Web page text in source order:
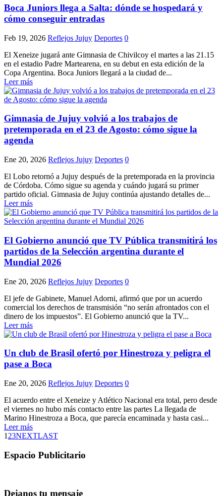
Boca Juniors llega a Salta: dónde se hospedará y
cómo conseguir entradas
Feb 19, 2026 Reflejos Jujuy Deportes 0
El Xeneize jugará ante Gimnasia de Chivilcoy el martes a las 21.15
en el estadio Padre Martearena, en su debut en esta edición de la
Copa Argentina. Boca Juniors llegará a la ciudad de...
Leer más
Gimnasia de Jujuy volvió a los trabajos de
pretemporada en el 23 de Agosto: cómo sigue la
agenda
Ene 20, 2026 Reflejos Jujuy Deportes 0
El Lobo retornó a Jujuy después de la pretemporada en la provincia
de Córdoba. Cómo sigue su agenda y cuándo jugará su primer
partido oficial. Gimnasia de Jujuy continúa ajustando detalles de...
Leer más
El Gobierno anunció que TV Pública transmitirá los
partidos de la Selección argentina durante el
Mundial 2026
Ene 20, 2026 Reflejos Jujuy Deportes 0
El jefe de Gabinete, Manuel Adorni, afirmó que por un acuerdo
comercial los derechos de transmisión “no serán afrontados con el
dinero de los impuestos”. El Gobierno anunció que la TV...
Leer más
Un club de Brasil ofertó por Hinestroza y peligra el
pase a Boca
Ene 20, 2026 Reflejos Jujuy Deportes 0
El acuerdo entre el Xeneize y Atlético Nacional era total, pero desde
el viernes no hubo más contacto entre las partes La llegada de
Marino Hinestroza a Boca, que parecía encaminada y hasta casi...
Leer más
1 23NEXTLAST
Espacio Publicitario
Dejanos tu mensaje